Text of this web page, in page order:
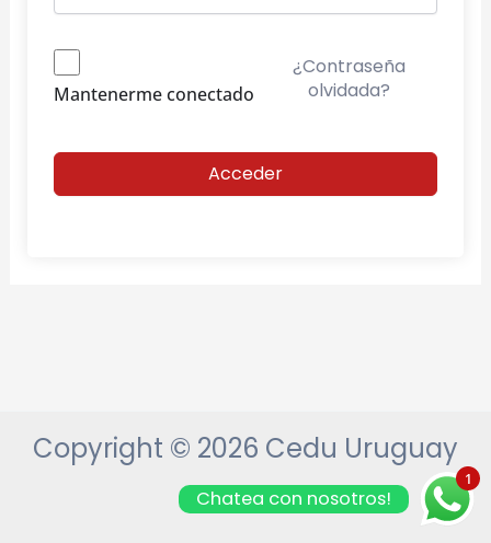
Mantenerme conectado
¿Contraseña
olvidada?
Acceder
Copyright © 2026 Cedu Uruguay
1
Chatea con nosotros!